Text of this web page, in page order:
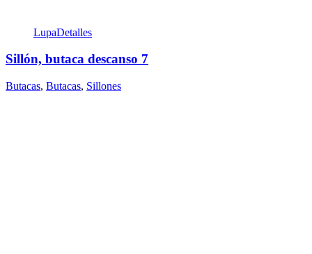
LupaDetalles
Sillón, butaca descanso 7
Butacas, Butacas, Sillones